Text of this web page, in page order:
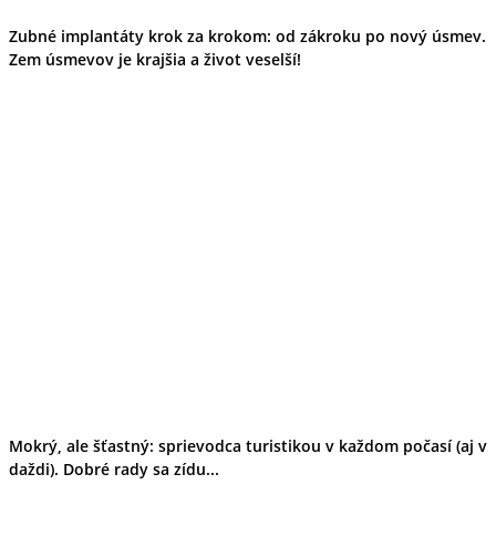
Zubné implantáty krok za krokom: od zákroku po nový úsmev.
Zem úsmevov je krajšia a život veselší!
Mokrý, ale šťastný: sprievodca turistikou v každom počasí (aj v
daždi). Dobré rady sa zídu...